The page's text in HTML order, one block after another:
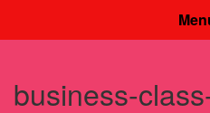
business-